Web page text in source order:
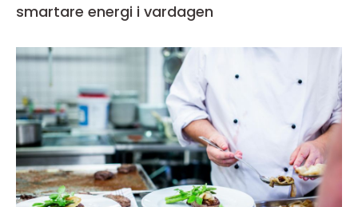
smartare energi i vardagen